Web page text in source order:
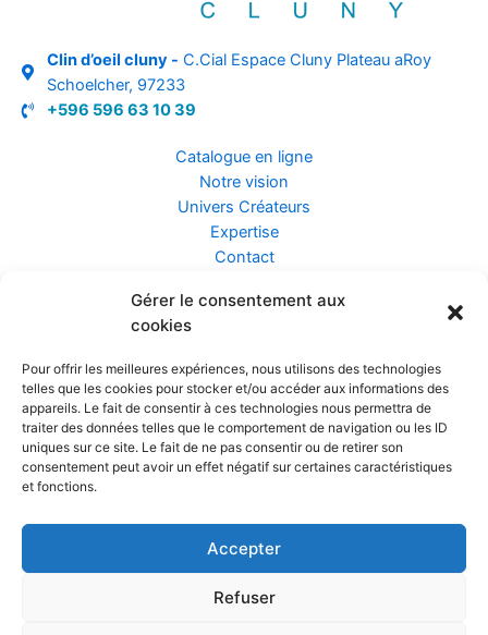
Gérer le consentement aux
cookies
Pour offrir les meilleures expériences, nous utilisons des technologies
telles que les cookies pour stocker et/ou accéder aux informations des
appareils. Le fait de consentir à ces technologies nous permettra de
traiter des données telles que le comportement de navigation ou les ID
uniques sur ce site. Le fait de ne pas consentir ou de retirer son
consentement peut avoir un effet négatif sur certaines caractéristiques
et fonctions.
Accepter
Refuser
Clin d’oeil cluny - C.Cial Espace Cluny Plateau aRoy
Schoelcher, 97233
+596 596 63 10 39
Catalogue en ligne
Notre vision
Univers Créateurs
Expertise
Contact
Assurance ZEN
Confidentialité et Données
Conditions Générales de Vente